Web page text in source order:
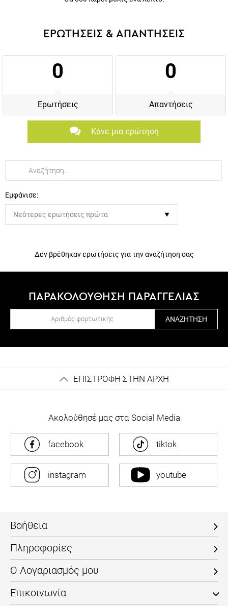
ΕΡΩΤΗΣΕΙΣ & ΑΠΑΝΤΗΣΕΙΣ
0
Ερωτήσεις
0
Απαντήσεις
Κάνε μια ερώτηση
Εμφάνισε:
Δεν βρέθηκαν ερωτήσεις για την αναζήτηση σας
ΠΑΡΑΚΟΛΟΥΘΗΣΗ ΠΑΡΑΓΓΕΛΙΑΣ
ΑΝΑΖΉΤΗΣΗ
facebook tiktok
instagram youtube
Πληροφορίες
Ο Λογαριασμός μου
Επικοινωνία
Τηλ: +30 2611812045
info@fashioncore.gr